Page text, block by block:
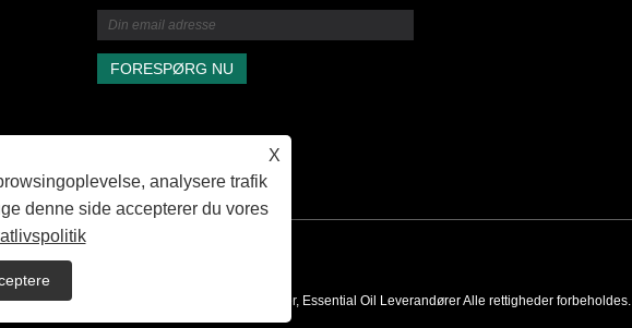
2025.07.25
POLICY
Aroma Chemical, Aroma Ingredient Producenter, Essential Oil Leverandører Alle rettigheder forbeholdes.
X
analysere trafik
denne side accepterer du vores